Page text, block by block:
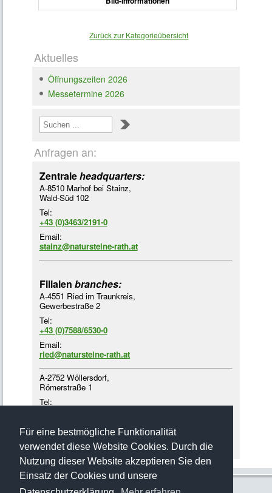
Für eine bestmögliche Funktionalität
verwendet diese Website Cookies. Durch die
Nutzung dieser Website akzeptieren Sie den
Einsatz der Cookies und unsere
Loading ...
Zurück zur Kategorieübersicht
Aktuelles
Öffnungszeiten 2026
Messetermine 2026
Anfragen an:
Zentraleheadquarters:
A-8510 Marhof bei Stainz,
Wald-Süd 102
Tel:
+43 (0)3463/2191-0
Email:
stainz@natursteine-rath.at
Filialen branches:
A-4551 Ried im Traunkreis,
Gewerbestraße 2
Tel:
+43 (0)7588/6530-0
Email:
ried@natursteine-rath.at
A-2752 Wöllersdorf,
Römerstraße 1
Tel:
Email:
woellersdorf@natursteine-rath.at